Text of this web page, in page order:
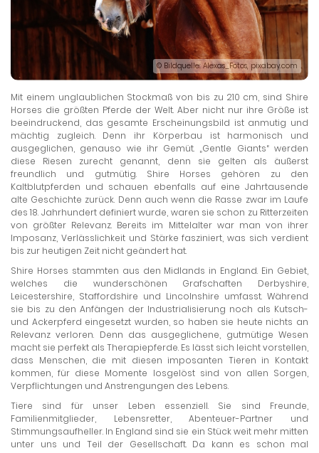
© Bildquelle: Alexas_Fotos, pixabay.com
Mit einem unglaublichen Stockmaß von bis zu 210 cm, sind Shire
Horses die größten Pferde der Welt. Aber nicht nur ihre Größe ist
beeindruckend, das gesamte Erscheinungsbild ist anmutig und
mächtig zugleich. Denn ihr Körperbau ist harmonisch und
ausgeglichen, genauso wie ihr Gemüt. „Gentle Giants“ werden
diese Riesen zurecht genannt, denn sie gelten als äußerst
freundlich und gutmütig. Shire Horses gehören zu den
Kaltblutpferden und schauen ebenfalls auf eine Jahrtausende
alte Geschichte zurück. Denn auch wenn die Rasse zwar im Laufe
des 18. Jahrhundert definiert wurde, waren sie schon zu Ritterzeiten
von größter Relevanz. Bereits im Mittelalter war man von ihrer
Imposanz, Verlässlichkeit und Stärke fasziniert, was sich verdient
bis zur heutigen Zeit nicht geändert hat.
Shire Horses stammten aus den Midlands in England. Ein Gebiet,
welches die wunderschönen Grafschaften Derbyshire,
Leicestershire, Staffordshire und Lincolnshire umfasst. Während
sie bis zu den Anfängen der Industrialisierung noch als Kutsch-
und Ackerpferd eingesetzt wurden, so haben sie heute nichts an
Relevanz verloren. Denn das ausgeglichene, gutmütige Wesen
macht sie perfekt als Therapiepferde. Es lässt sich leicht vorstellen,
dass Menschen, die mit diesen imposanten Tieren in Kontakt
kommen, für diese Momente losgelöst sind von allen Sorgen,
Verpflichtungen und Anstrengungen des Lebens.
Tiere sind für unser Leben essenziell. Sie sind Freunde,
Familienmitglieder, Lebensretter, Abenteuer-Partner und
Stimmungsaufheller. In England sind sie ein Stück weit mehr mitten
unter uns und Teil der Gesellschaft. Da kann es schon mal